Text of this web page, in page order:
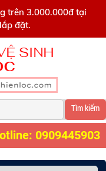
trên 3.000.000đ tại
đặt.
Tìm kiếm
0909445903